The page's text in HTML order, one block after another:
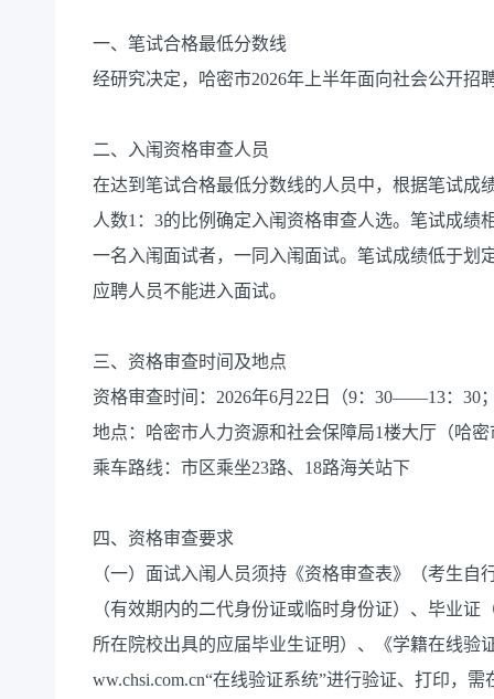
一、笔试合格最低分数线
经研究决定，哈密市2026年上半年面向社会公开招
二、入闱资格审查人员
在达到笔试合格最低分数线的人员中，根据笔试成
人数1：3的比例确定入闱资格审查人选。笔试成
一名入闱面试者，一同入闱面试。笔试成绩低于划
应聘人员不能进入面试。
三、资格审查时间及地点
资格审查时间：2026年6月22日（9：30——13：30
地点：哈密市人力资源和社会保障局1楼大厅（哈
乘车路线：市区乘坐23路、18路海关站下
四、资格审查要求
（一）面试入闱人员须持《资格审查表》（考生
（有效期内的二代身份证或临时身份证）、毕业
所在院校出具的应届毕业生证明）、《学籍在线验
ww.chsi.com.cn“在线验证系统”进行验证、打印，